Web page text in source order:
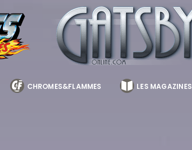
CHROMES&FLAMMES LES MAGAZINES